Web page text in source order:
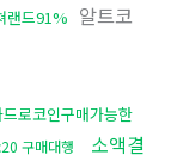
랜드91% 알트코
로코인구매가능한
구매대행
소액결